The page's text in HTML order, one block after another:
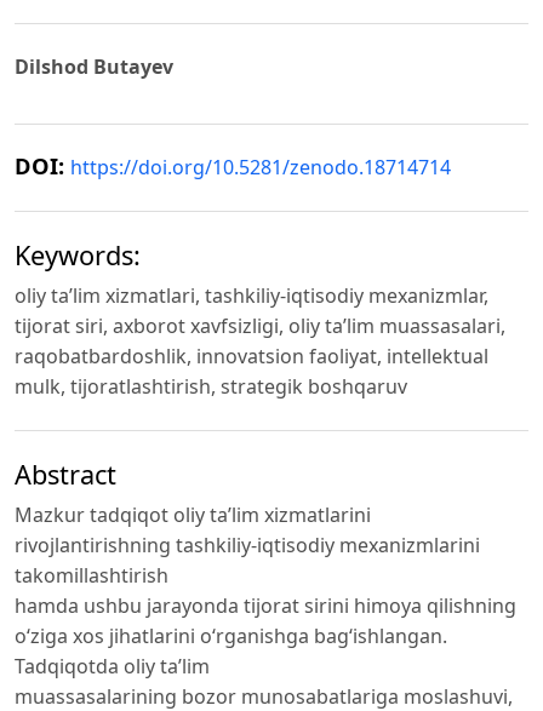
Dilshod Butayev
DOI: https://doi.org/10.5281/zenodo.18714714
Keywords:
oliy ta’lim xizmatlari, tashkiliy-iqtisodiy mexanizmlar,
tijorat siri, axborot xavfsizligi, oliy ta’lim muassasalari,
raqobatbardoshlik, innovatsion faoliyat, intellektual
mulk, tijoratlashtirish, strategik boshqaruv
Abstract
Mazkur tadqiqot oliy ta’lim xizmatlarini
rivojlantirishning tashkiliy-iqtisodiy mexanizmlarini
takomillashtirish
hamda ushbu jarayonda tijorat sirini himoya qilishning
o‘ziga xos jihatlarini o‘rganishga bag‘ishlangan.
Tadqiqotda oliy ta’lim
muassasalarining bozor munosabatlariga moslashuvi,